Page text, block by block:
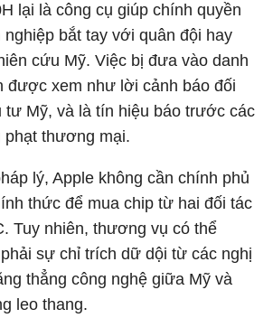
lại là công cụ giúp chính quyền
nghiệp bắt tay với quân đội hay
cứu Mỹ. Việc bị đưa vào danh
được xem như lời cảnh báo đối
tư Mỹ, và là tín hiệu báo trước các
phạt thương mại.
lý, Apple không cần chính phủ
thức để mua chip từ hai đối tác
Tuy nhiên, thương vụ có thể
sự chỉ trích dữ dội từ các nghị
thẳng công nghệ giữa Mỹ và
leo thang.